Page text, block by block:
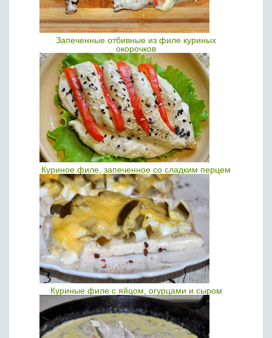
Запеченные отбивные из филе куриных
окорочков
Куриное филе, запеченное со сладким перцем
Куриные филе с яйцом, огурцами и сыром